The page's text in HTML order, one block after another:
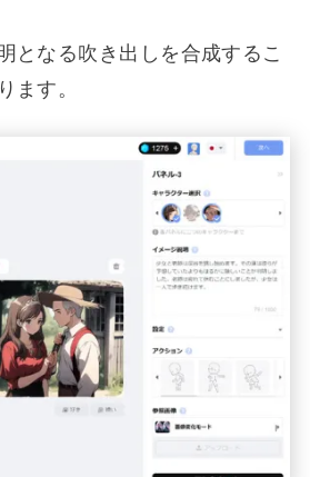
となる吹き出しを合成するこ
ます。